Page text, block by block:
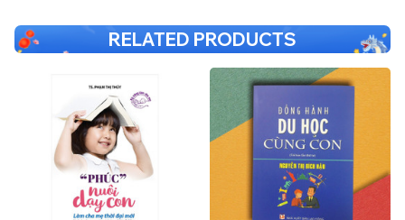
RELATED PRODUCTS